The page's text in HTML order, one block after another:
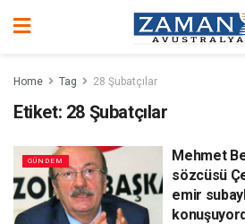
Home Tag 28 Şubatçılar
Etiket: 28 Şubatçılar
GÜNDEM
Mehmet
sözcüsü
emir